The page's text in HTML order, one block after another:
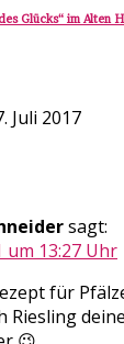
Glücks“ im Alten
Juli 2017
sagt:
um 13:27 Uhr
für
Riesling